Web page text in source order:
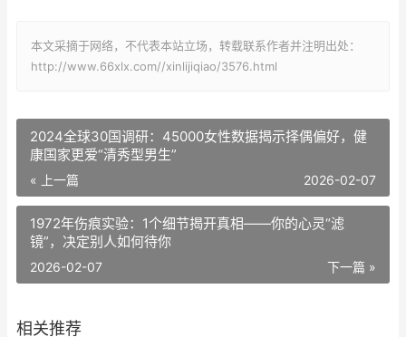
本文采摘于网络，不代表本站立场，转载联系作者并注明出处：
http://www.66xlx.com//xinlijiqiao/3576.html
2024全球30国调研：45000女性数据揭示择偶偏好，健
康国家更爱“清秀型男生”
« 上一篇 2026-02-07
1972年伤痕实验：1个细节揭开真相——你的心灵“滤
镜”，决定别人如何待你
下一篇 »
2026-02-07
相关推荐